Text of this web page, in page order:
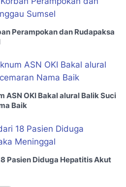
Perampokan dan Rudapaksa
ASN OKI Bakal alural Balik Suci
Baik
Pasien Diduga Hepatitis Akut